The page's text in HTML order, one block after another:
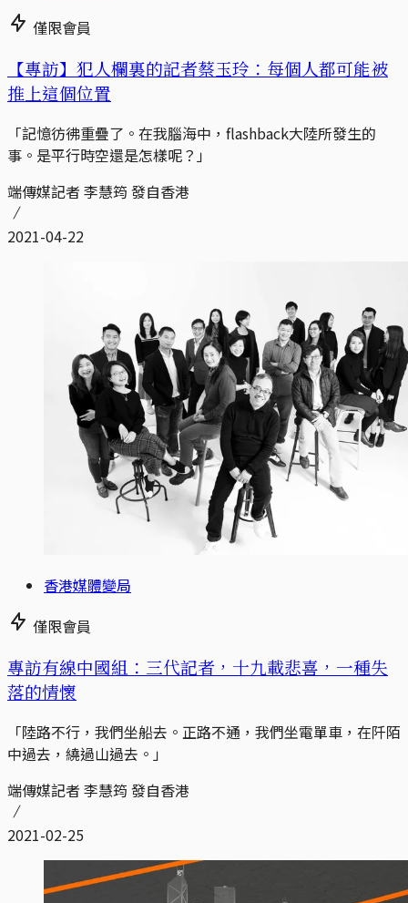
僅限會員
【專訪】犯人欄裏的記者蔡玉玲：每個人都可能被
推上這個位置
「記憶彷彿重疊了。在我腦海中，flashback大陸所發生的
事。是平行時空還是怎樣呢？」
端傳媒記者 李慧筠 發自香港
2021-04-22
香港媒體變局
僅限會員
專訪有線中國組：三代記者，十九載悲喜，一種失
落的情懷
「陸路不行，我們坐船去。正路不通，我們坐電單車，在阡陌
中過去，繞過山過去。」
端傳媒記者 李慧筠 發自香港
2021-02-25